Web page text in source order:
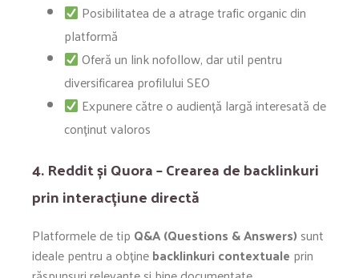
Posibilitatea de a atrage trafic organic din
platformă
Oferă un link nofollow, dar util pentru
diversificarea profilului SEO
Expunere către o audiență largă interesată de
conținut valoros
4. Reddit și Quora – Crearea de backlinkuri
prin interacțiune directă
Platformele de tip Q&A (Questions & Answers) sunt
ideale pentru a obținebacklinkuri contextuale prin